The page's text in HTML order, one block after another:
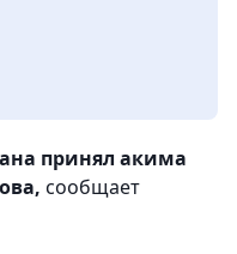
принял акима
сообщает